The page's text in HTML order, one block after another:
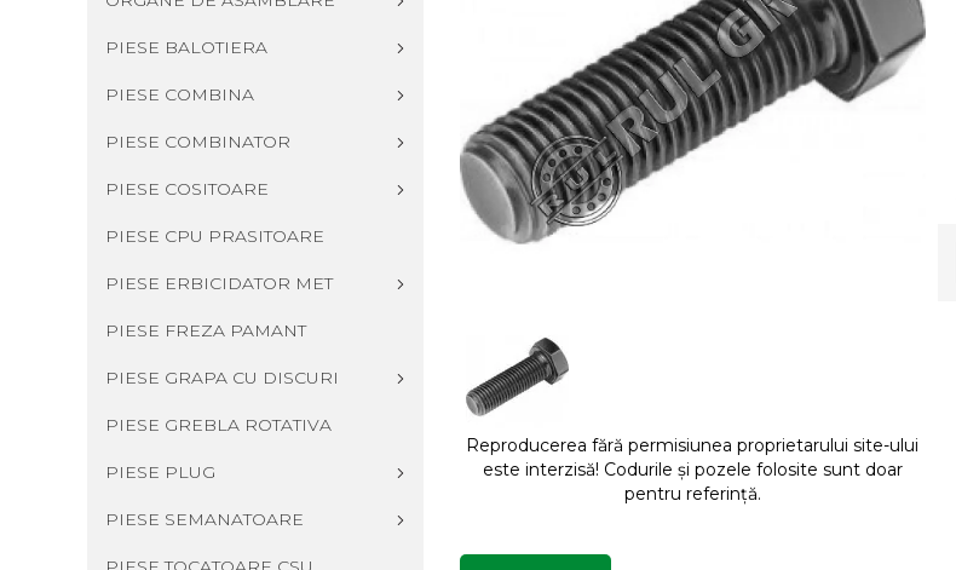
PIESE BALOTIERA
PIESE COMBINA
PIESE COMBINATOR
PIESE COSITOARE
PIESE CPU PRASITOARE
PIESE ERBICIDATOR MET
PIESE FREZA PAMANT
PIESE GRAPA CU DISCURI
PIESE GREBLA ROTATIVA
PIESE PLUG
PIESE SEMANATOARE
Reproducerea fără permisiunea proprietarului site-ului
este interzisă! Codurile și pozele folosite sunt doar
pentru referință.